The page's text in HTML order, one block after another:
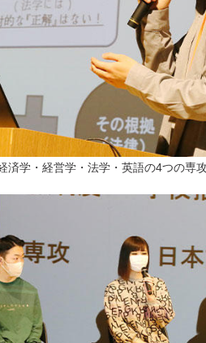
済学・経営学・法学・英語の4つの専